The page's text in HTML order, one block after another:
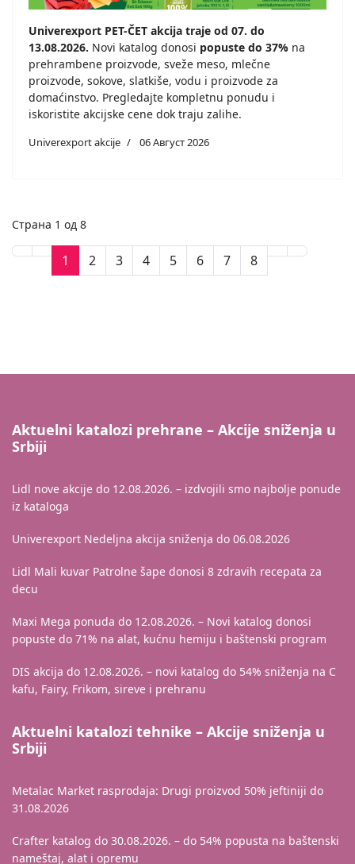
Univerexport PET-ČET akcija traje od 07. do
13.08.2026. Novi katalog donosi popuste do 37% na
prehrambene proizvode, sveže meso, mlečne
proizvode, sokove, slatkiše, vodu i proizvode za
domaćinstvo. Pregledajte kompletnu ponudu i
iskoristite akcijske cene dok traju zalihe.
Univerexport akcije 06 Август 2026
Страна 1 од 8
1 2 3 4 5 6 7 8
Aktuelni katalozi prehrane – Akcije sniženja u
Srbiji
Lidl nove akcije do 12.08.2026. – izdvojili smo najbolje ponude
iz kataloga
Univerexport Nedeljna akcija sniženja do 06.08.2026
Lidl Mali kuvar Patrolne šape donosi 8 zdravih recepata za
decu
Maxi Mega ponuda do 12.08.2026. – Novi katalog donosi
popuste do 71% na alat, kućnu hemiju i baštenski program
DIS akcija do 12.08.2026. – novi katalog do 54% sniženja na C
kafu, Fairy, Frikom, sireve i prehranu
Aktuelni katalozi tehnike – Akcije sniženja u
Srbiji
Metalac Market rasprodaja: Drugi proizvod 50% jeftiniji do
31.08.2026
Crafter katalog do 30.08.2026. – do 54% popusta na baštenski
nameštaj, alat i opremu